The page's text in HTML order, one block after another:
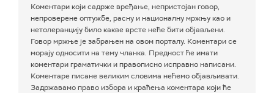
Коментари који садрже вређање, непристојан говор,
непроверене оптужбе, расну и националну мржњу као и
нетолеранцију било какве врсте неће бити објављени.
Говор мржње је забрањен на овом порталу. Коментари се
морају односити на тему чланка. Предност ће имати
коментари граматички и правописно исправно написани.
Коментаре писане великим словима нећемо објављивати.
Задржавамо право избора и краћења коментара који ће